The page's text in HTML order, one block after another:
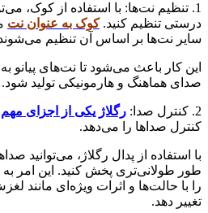
1. تنظیم نت‌ها: با استفاده از کوک،
درستی تنظیم کنید.کوک به عنوان نت
سایر نت‌ها بر اساس آن تنظیم
این کار باعث می‌شود تا نت‌های پیانو
صدای هماهنگ و هارمونیکی تولید شود.
2. کنترل صدا: رگلاژ یکی از اجزای مهم
کنترل صداها را می‌دهد.
با استفاده از پدال رگلاژ، می‌توانید
طور طولانی‌تری پخش کنید. این امر به
را با حالت‌ها و اثرات ویژه‌ای مانند
تغییر دهد.